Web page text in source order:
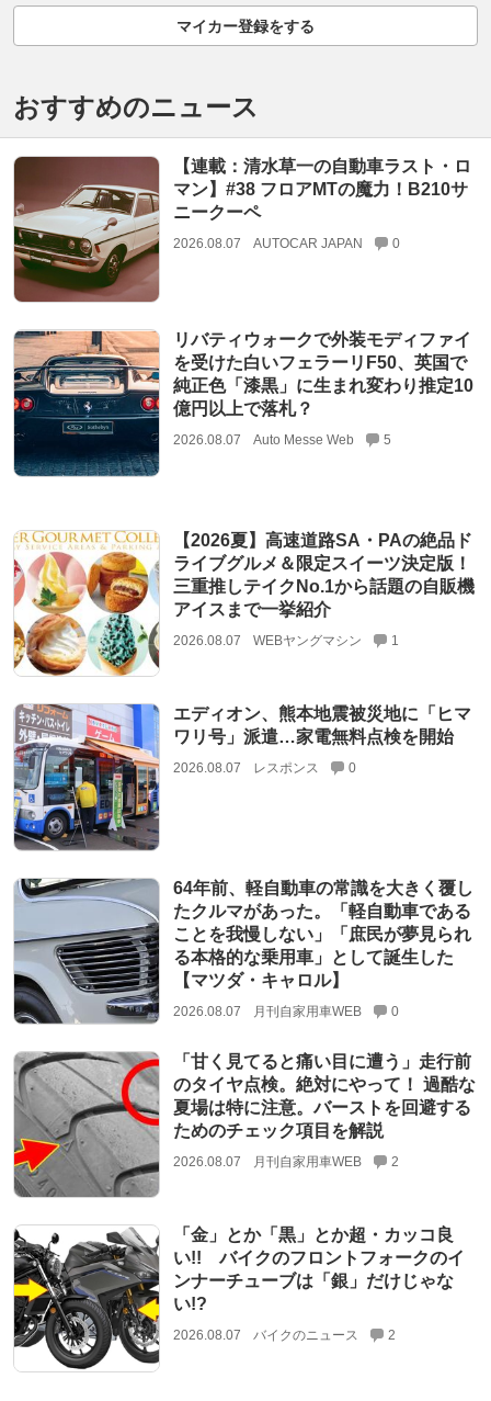
マイカー登録をする
おすすめのニュース
【連載：清水草一の自動車ラスト・ロ
マン】#38 フロアMTの魔力！B210サ
ニークーペ
2026.08.07 AUTOCAR JAPAN 0
リバティウォークで外装モディファイ
を受けた白いフェラーリF50、英国で
純正色「漆黒」に生まれ変わり推定10
億円以上で落札？
2026.08.07 Auto Messe Web 5
【2026夏】高速道路SA・PAの絶品ド
ライブグルメ＆限定スイーツ決定版！
三重推しテイクNo.1から話題の自販機
アイスまで一挙紹介
2026.08.07 WEBヤングマシン 1
エディオン、熊本地震被災地に「ヒマ
ワリ号」派遣…家電無料点検を開始
2026.08.07 レスポンス 0
64年前、軽自動車の常識を大きく覆し
たクルマがあった。「軽自動車である
ことを我慢しない」「庶民が夢見られ
る本格的な乗用車」として誕生した
【マツダ・キャロル】
2026.08.07 月刊自家用車WEB 0
「甘く見てると痛い目に遭う」走行前
のタイヤ点検。絶対にやって！ 過酷な
夏場は特に注意。バーストを回避する
ためのチェック項目を解説
2026.08.07 月刊自家用車WEB 2
「金」とか「黒」とか超・カッコ良
い!! バイクのフロントフォークのイ
ンナーチューブは「銀」だけじゃな
い!?
2026.08.07 バイクのニュース 2